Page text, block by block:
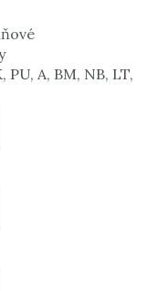
PU, A, BM, NB, LT,